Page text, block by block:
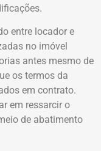
entre locador e
no imóvel
antes mesmo de
os termos da
em contrato.
em ressarcir o
de abatimento